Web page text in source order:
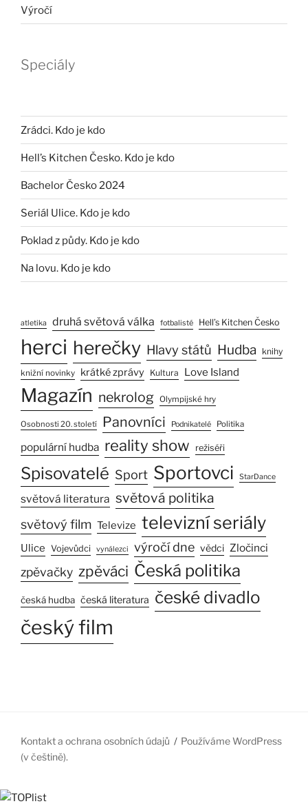
Výročí
Speciály
Zrádci. Kdo je kdo
Hell’s Kitchen Česko. Kdo je kdo
Bachelor Česko 2024
Seriál Ulice. Kdo je kdo
Poklad z půdy. Kdo je kdo
Na lovu. Kdo je kdo
atletika druhá světová válka fotbalisté Hell’s Kitchen Česko
herci herečky Hlavy států Hudba knihy
knižní novinky krátké zprávy Kultura Love Island
Magazín nekrolog Olympijské hry
Osobnosti 20. století Panovníci Podnikatelé Politika
populární hudba reality show režiséři
Spisovatelé Sport Sportovci StarDance
světová literatura světová politika
světový film Televize televizní seriály
Ulice Vojevůdci vynálezci výročí dne vědci Zločinci
zpěvačky zpěváci Česká politika
česká hudba česká literatura české divadlo
český film
Kontakt a ochrana osobních údajů
Používáme WordPress
(v češtině).